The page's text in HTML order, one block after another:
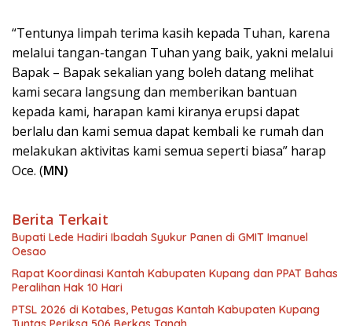
“Tentunya limpah terima kasih kepada Tuhan, karena
melalui tangan-tangan Tuhan yang baik, yakni melalui
Bapak – Bapak sekalian yang boleh datang melihat
kami secara langsung dan memberikan bantuan
kepada kami, harapan kami kiranya erupsi dapat
berlalu dan kami semua dapat kembali ke rumah dan
melakukan aktivitas kami semua seperti biasa” harap
Oce. (MN)
Berita Terkait
Bupati Lede Hadiri Ibadah Syukur Panen di GMIT Imanuel
Oesao
Rapat Koordinasi Kantah Kabupaten Kupang dan PPAT Bahas
Peralihan Hak 10 Hari
PTSL 2026 di Kotabes, Petugas Kantah Kabupaten Kupang